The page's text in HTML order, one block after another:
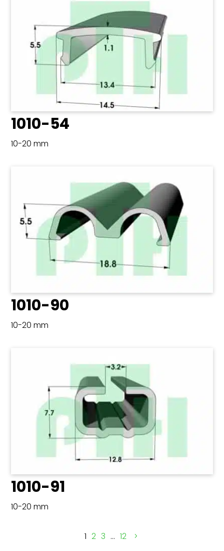
1010-54
10-20 mm
1010-90
10-20 mm
1010-91
10-20 mm
1 2 3 … 12